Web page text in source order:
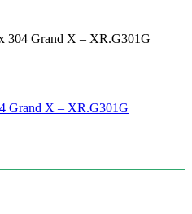
304 Grand X – XR.G301G
Grand X – XR.G301G